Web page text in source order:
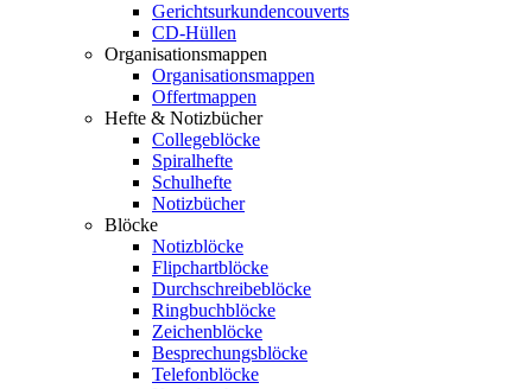
Gerichtsurkundencouverts
CD-Hüllen
Organisationsmappen
Organisationsmappen
Offertmappen
Hefte & Notizbücher
Collegeblöcke
Spiralhefte
Schulhefte
Notizbücher
Blöcke
Notizblöcke
Flipchartblöcke
Durchschreibeblöcke
Ringbuchblöcke
Zeichenblöcke
Besprechungsblöcke
Telefonblöcke